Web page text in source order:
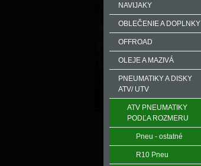
NAVIJAKY
OBLEČENIE A DOPLNKY
OFFROAD
OLEJE A MAZIVÁ
PNEUMATIKY A DISKY
ATV/ UTV
ATV PNEUMATIKY
PODĽA ROZMERU
Pneu - ostatné
R10 Pneu